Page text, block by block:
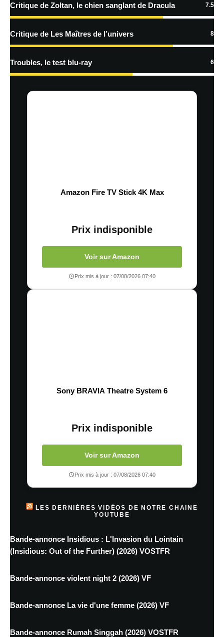
Critique de Zoltan, le chien sanglant de Dracula 7.5
Critique de Les Maîtres de l’univers 8
Troubles, le test blu-ray 6
Amazon Fire TV Stick 4K Max
Prix indisponible
Voir sur Amazon
Prix mis à jour : 07/08/2026 07:40
Sony BRAVIA Theatre System 6
Prix indisponible
Voir sur Amazon
Prix mis à jour : 07/08/2026 07:40
LES DERNIÈRES VIDÉOS DE NOTRE CHAINE
YOUTUBE
Bande-annonce Insidious : L'Invasion du Lointain
(Insidious: Out of the Further) (2026) VOSTFR
Bande-annonce violent night 2 (2026) VF
Bande-annonce La vie d'une femme (2026) VF
Bande-annonce Rumah Singgah (2026) VOSTFR